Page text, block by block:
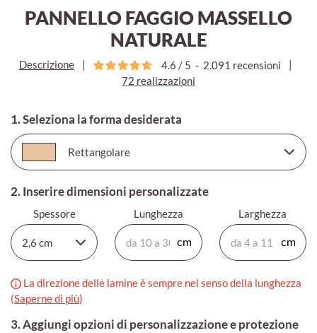
PANNELLO FAGGIO MASSELLO
NATURALE
Descrizione 4.6 / 5 - 2.091 recensioni
72 realizzazioni
1. Seleziona la forma desiderata
2. Inserire dimensioni personalizzate
Spessore Lunghezza Larghezza
La direzione delle lamine è sempre nel senso della lunghezza
(Saperne di più)
3. Aggiungi opzioni di personalizzazione e protezione